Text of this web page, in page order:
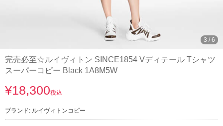
3 / 6
完売必至☆ルイヴィトン SINCE1854 Vディテール Tシャツ
スーパーコピー Black 1A8M5W
¥18,300税込
ブランド: ルイヴィトンコピー